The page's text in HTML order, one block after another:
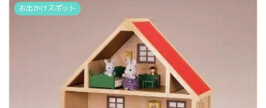
お出かけスポット